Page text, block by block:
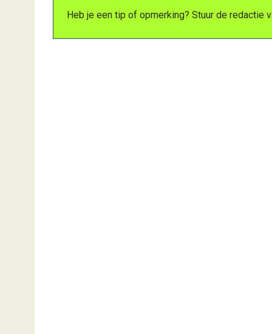
Heb je een tip of opmerking? Stuur de redactie